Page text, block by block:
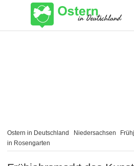
Ostern in Deutschland Niedersachsen
in Rosengarten